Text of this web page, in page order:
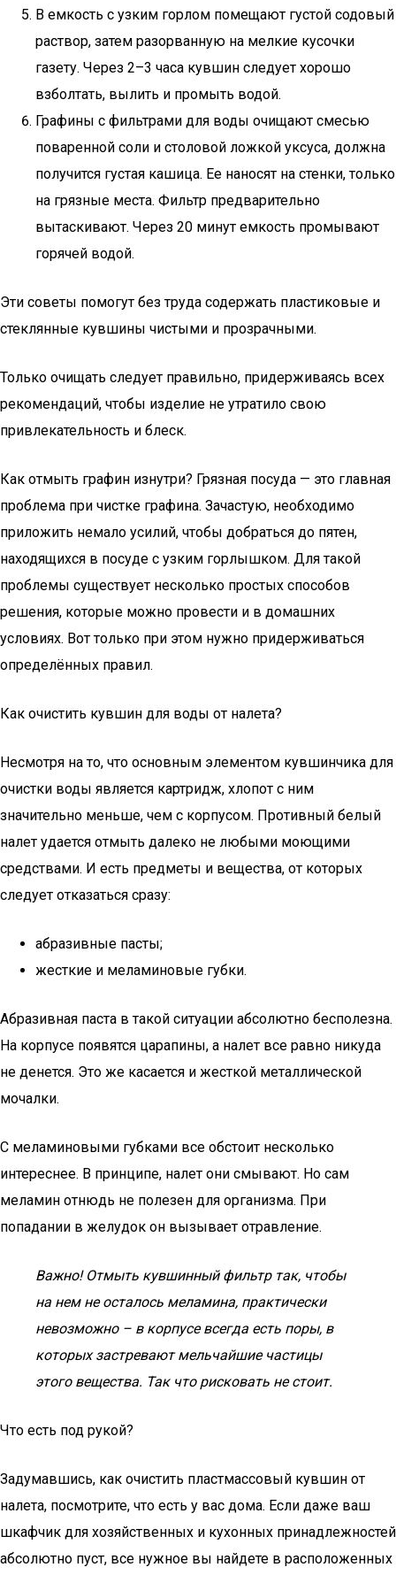
В емкость с узким горлом помещают густой содовый
раствор, затем разорванную на мелкие кусочки
газету. Через 2–3 часа кувшин следует хорошо
взболтать, вылить и промыть водой.
Графины с фильтрами для воды очищают смесью
поваренной соли и столовой ложкой уксуса, должна
получится густая кашица. Ее наносят на стенки, только
на грязные места. Фильтр предварительно
вытаскивают. Через 20 минут емкость промывают
горячей водой.
Эти советы помогут без труда содержать пластиковые и
стеклянные кувшины чистыми и прозрачными.
Только очищать следует правильно, придерживаясь всех
рекомендаций, чтобы изделие не утратило свою
привлекательность и блеск.
Как отмыть графин изнутри? Грязная посуда — это главная
проблема при чистке графина. Зачастую, необходимо
приложить немало усилий, чтобы добраться до пятен,
находящихся в посуде с узким горлышком. Для такой
проблемы существует несколько простых способов
решения, которые можно провести и в домашних
условиях. Вот только при этом нужно придерживаться
определённых правил.
Как очистить кувшин для воды от налета?
Несмотря на то, что основным элементом кувшинчика для
очистки воды является картридж, хлопот с ним
значительно меньше, чем с корпусом. Противный белый
налет удается отмыть далеко не любыми моющими
средствами. И есть предметы и вещества, от которых
следует отказаться сразу:
абразивные пасты;
жесткие и меламиновые губки.
Абразивная паста в такой ситуации абсолютно бесполезна.
На корпусе появятся царапины, а налет все равно никуда
не денется. Это же касается и жесткой металлической
мочалки.
С меламиновыми губками все обстоит несколько
интереснее. В принципе, налет они смывают. Но сам
меламин отнюдь не полезен для организма. При
попадании в желудок он вызывает отравление.
Важно! Отмыть кувшинный фильтр так, чтобы
на нем не осталось меламина, практически
невозможно – в корпусе всегда есть поры, в
которых застревают мельчайшие частицы
этого вещества. Так что рисковать не стоит.
Что есть под рукой?
Задумавшись, как очистить пластмассовый кувшин от
налета, посмотрите, что есть у вас дома. Если даже ваш
шкафчик для хозяйственных и кухонных принадлежностей
абсолютно пуст, все нужное вы найдете в расположенных